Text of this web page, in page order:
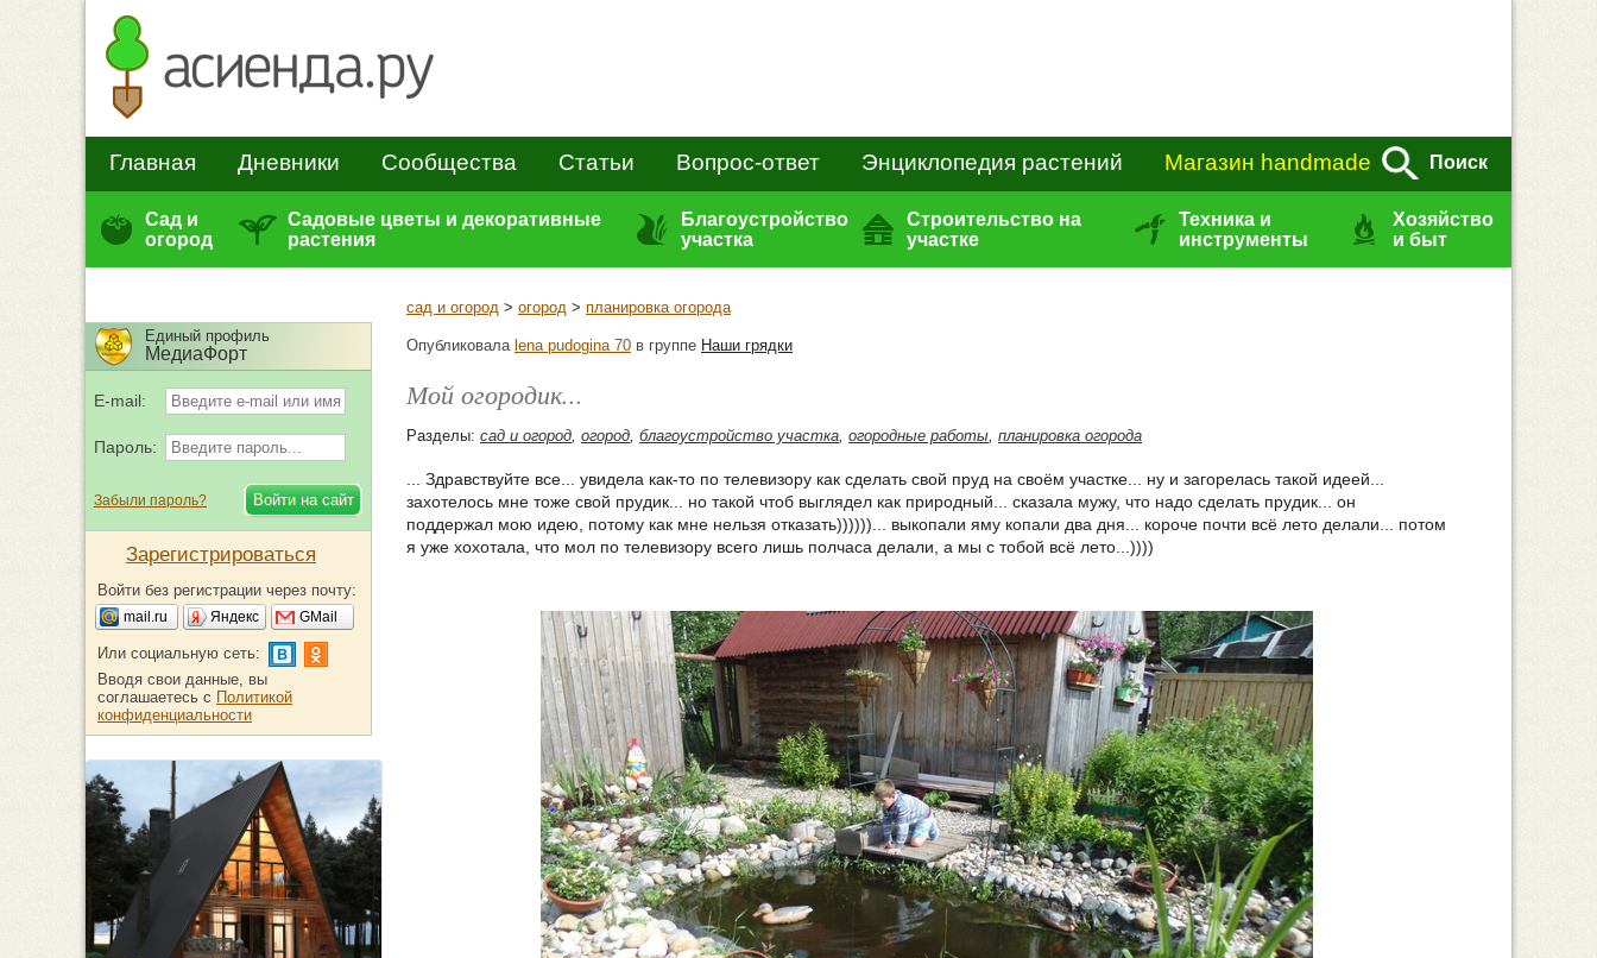
Главная Дневники Сообщества Статьи Вопрос-ответ Энциклопедия растений Магазин handmade Поиск
Сад и
огород
Садовые цветы и декоративные
растения
Благоустройство
участка
Строительство на
участке
Техника и
инструменты
Хозяйство
и быт
сад и огород > огород > планировка огорода
Опубликовала lena pudogina 70 в группе Наши грядки
Мой огородик...
Разделы: сад и огород, огород, благоустройство участка, огородные работы, планировка огорода
... Здравствуйте все... увидела как-то по телевизору как сделать свой пруд на своём участке... ну и загорелась такой идеей...
захотелось мне тоже свой прудик... но такой чтоб выглядел как природный... сказала мужу, что надо сделать прудик... он
поддержал мою идею, потому как мне нельзя отказать))))))... выкопали яму копали два дня... короче почти всё лето делали... потом
я уже хохотала, что мол по телевизору всего лишь полчаса делали, а мы с тобой всё лето...))))
Единый профиль
МедиаФорт
E-mail:
Пароль:
Забыли пароль?
Зарегистрироваться
Войти без регистрации через почту:
mail.ru Яндекс GMail
Или социальную сеть:
Вводя свои данные, вы
соглашаетесь с Политикой
конфиденциальности